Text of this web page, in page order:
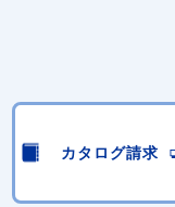
カタログ請求